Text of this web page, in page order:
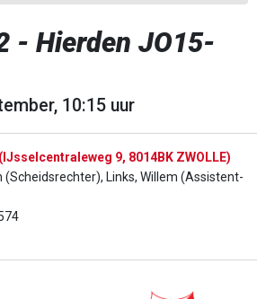
- Hierden JO15-
10:15 uur
(IJsselcentraleweg 9, 8014BK ZWOLLE)
(Scheidsrechter), Links, Willem (Assistent-